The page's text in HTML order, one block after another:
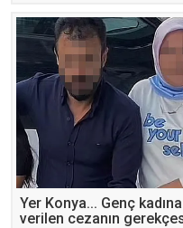
Yer Konya... Genç
verilen cezanın